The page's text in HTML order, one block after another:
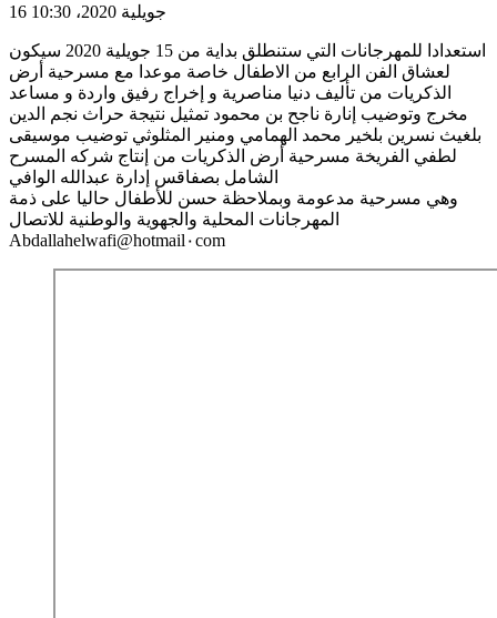
16 جويلية 2020، 10:30
استعدادا للمهرجانات التي ستنطلق بداية من 15 جويلية 2020 سيكون
لعشاق الفن الرابع من الاطفال خاصة موعدا مع مسرحية أرض
الذكريات من تأليف دنيا مناصرية و إخراج رفيق واردة و مساعد
مخرج وتوضيب إنارة ناجح بن محمود تمثيل نتيجة حراث نجم الدين
بلغيث نسرين بلخير محمد الهمامي ومنير المثلوثي توضيب موسيقى
لطفي الفريخة مسرحية أرض الذكريات من إنتاج شركه المسرح
الشامل بصفاقس إدارة عبدالله الوافي
وهي مسرحية مدعومة وبملاحظة حسن للأطفال حاليا على ذمة
المهرجانات المحلية والجهوية والوطنية للاتصال
Abdallahelwafi@hotmail٠com